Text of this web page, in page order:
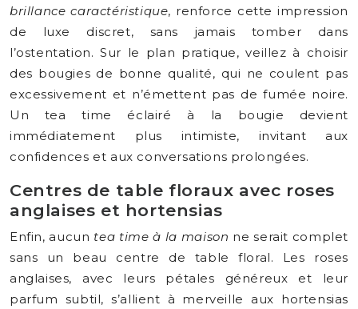
brillance caractéristique, renforce cette impression
de luxe discret, sans jamais tomber dans
l’ostentation. Sur le plan pratique, veillez à choisir
des bougies de bonne qualité, qui ne coulent pas
excessivement et n’émettent pas de fumée noire.
Un tea time éclairé à la bougie devient
immédiatement plus intimiste, invitant aux
confidences et aux conversations prolongées.
Centres de table floraux avec roses
anglaises et hortensias
Enfin, aucun tea time à la maison ne serait complet
sans un beau centre de table floral. Les roses
anglaises, avec leurs pétales généreux et leur
parfum subtil, s’allient à merveille aux hortensias